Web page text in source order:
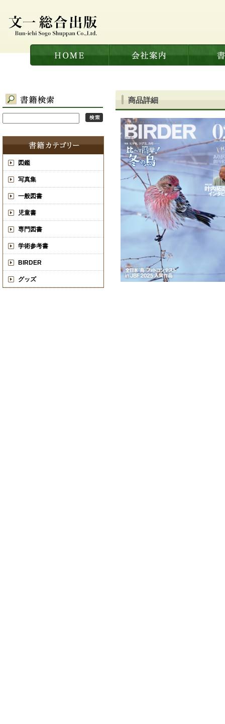
図鑑
写真集
一般図書
児童書
専門図書
学術参考書
BIRDER
グッズ
商品詳細